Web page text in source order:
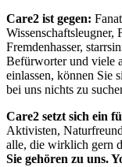
Care2 ist gegen:
Wissenschaftsleugner,
Fremdenhasser,
Befürworter und viele
einlassen, können Sie
bei uns nichts zu
Care2 setzt sich ein
Aktivisten,
alle, die wirklich gern
Sie gehören zu uns.